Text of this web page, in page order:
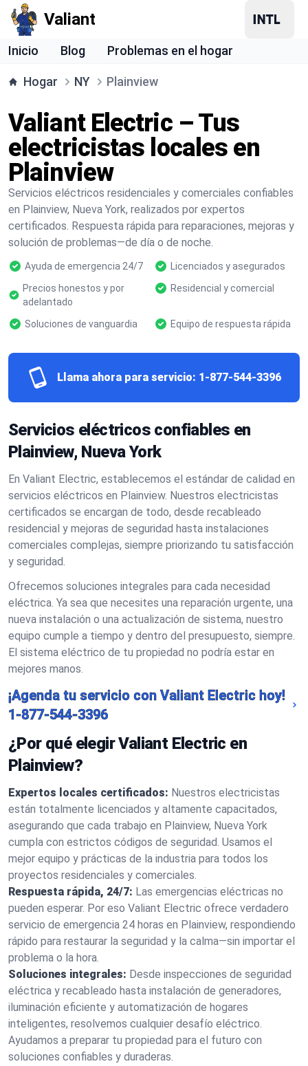
Valiant
Inicio Blog Problemas en el hogar
Hogar NY Plainview
Valiant Electric – Tus
electricistas locales en
Plainview
Servicios eléctricos residenciales y comerciales confiables
en Plainview, Nueva York, realizados por expertos
certificados. Respuesta rápida para reparaciones, mejoras y
solución de problemas—de día o de noche.
Ayuda de emergencia 24/7
Licenciados y asegurados
Precios honestos y por
adelantado
Residencial y comercial
Soluciones de vanguardia Equipo de respuesta rápida
Llama ahora para servicio: 1-877-544-3396
Servicios eléctricos confiables en
Plainview, Nueva York
En Valiant Electric, establecemos el estándar de calidad en
servicios eléctricos en Plainview. Nuestros electricistas
certificados se encargan de todo, desde recableado
residencial y mejoras de seguridad hasta instalaciones
comerciales complejas, siempre priorizando tu satisfacción
y seguridad.
Ofrecemos soluciones integrales para cada necesidad
eléctrica. Ya sea que necesites una reparación urgente, una
nueva instalación o una actualización de sistema, nuestro
equipo cumple a tiempo y dentro del presupuesto, siempre.
El sistema eléctrico de tu propiedad no podría estar en
mejores manos.
¡Agenda tu servicio con Valiant Electric hoy!
1-877-544-3396
¿Por qué elegir Valiant Electric en
Plainview?
Expertos locales certificados: Nuestros electricistas
están totalmente licenciados y altamente capacitados,
asegurando que cada trabajo en Plainview, Nueva York
cumpla con estrictos códigos de seguridad. Usamos el
mejor equipo y prácticas de la industria para todos los
proyectos residenciales y comerciales.
Respuesta rápida, 24/7: Las emergencias eléctricas no
pueden esperar. Por eso Valiant Electric ofrece verdadero
servicio de emergencia 24 horas en Plainview, respondiendo
rápido para restaurar la seguridad y la calma—sin importar el
problema o la hora.
Soluciones integrales: Desde inspecciones de seguridad
eléctrica y recableado hasta instalación de generadores,
iluminación eficiente y automatización de hogares
inteligentes, resolvemos cualquier desafío eléctrico.
Ayudamos a preparar tu propiedad para el futuro con
soluciones confiables y duraderas.